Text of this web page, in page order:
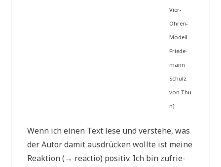
Vier-
Ohren-
Modell.
Frie­de­
mann
Schulz
von Thu
n]
Wenn ich einen Text lese und ver­ste­he, was
der Autor damit aus­drücken woll­te ist mei­ne
Reak­ti­on (→ reac­tio) posi­tiv. Ich bin zufrie­